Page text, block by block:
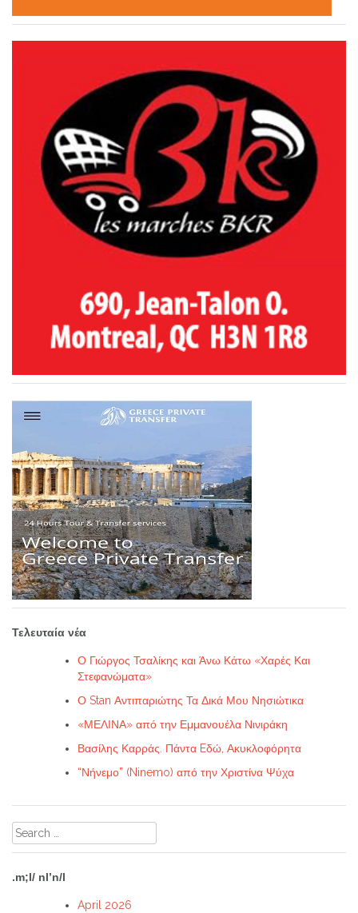
Τελευταία νέα
Ο Γιώργος Τσαλίκης και Άνω Κάτω «Χαρές Και
Στεφανώματα»
Ο Stan Αντιπαριώτης Τα Δικά Μου Νησιώτικα
«ΜΕΛΙΝΑ» από την Εμμανουέλα Νινιράκη
Βασίλης Καρράς. Πάντα Eδώ, Ακυκλοφόρητα
“Νήνεμο” (Ninemo) από την Χριστίνα Ψύχα
Search
for:
.m;l/ nl’n/l
April 2026